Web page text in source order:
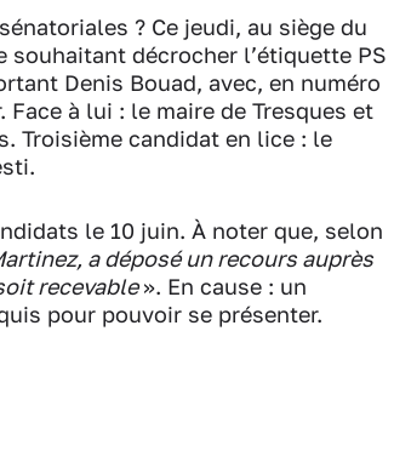
? Ce jeudi, au siège du
décrocher l’étiquette PS
Denis Bouad, avec, en numéro
à lui : le maire de Tresques et
Troisième candidat en lice : le
le 10 juin. À noter que, selon
a déposé un recours auprès
recevable». En cause : un
pour pouvoir se présenter.